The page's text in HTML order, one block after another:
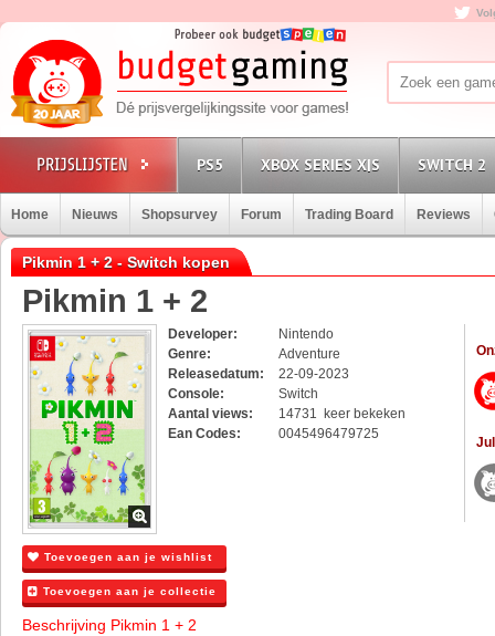
PS5 XBOX SERIES X|S SWITCH 2
Home Nieuws Shopsurvey Forum Trading Board Reviews
Pikmin 1 + 2 - Switch kopen
Pikmin 1 + 2
Developer:
Nintendo
Genre:
Adventure
Releasedatum:
22-09-2023
Console:
Switch
Aantal views:
14731 keer bekeken
Ean Codes:
0045496479725
Toevoegen aan je wishlist
Toevoegen aan je collectie
Beschrijving Pikmin 1 + 2